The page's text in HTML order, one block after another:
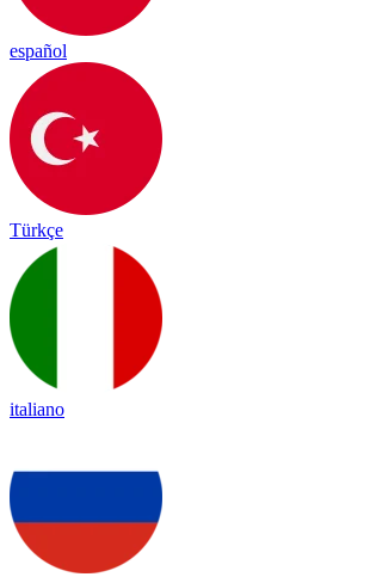
español
Türkçe
italiano